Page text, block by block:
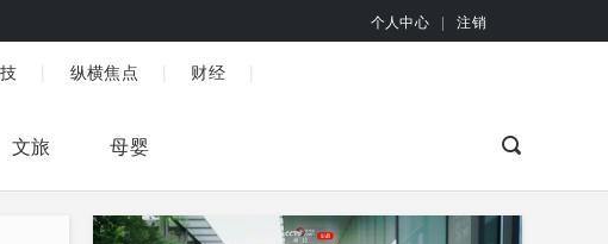
个人中心 | 注销
纵横焦点 财经
文旅 母婴